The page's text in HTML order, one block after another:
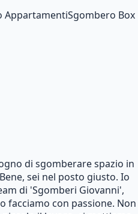
AppartamentiSgombero Box
di sgomberare spazio in
sei nel posto giusto. Io
di 'Sgomberi Giovanni',
facciamo con passione. Non